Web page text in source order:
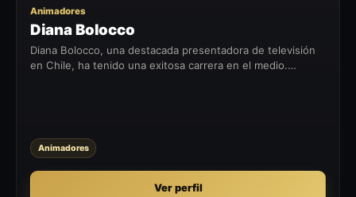
Animadores
Diana Bolocco
Diana Bolocco, una destacada presentadora de televisión
en Chile, ha tenido una exitosa carrera en el medio.
Animadores
Ver perfil